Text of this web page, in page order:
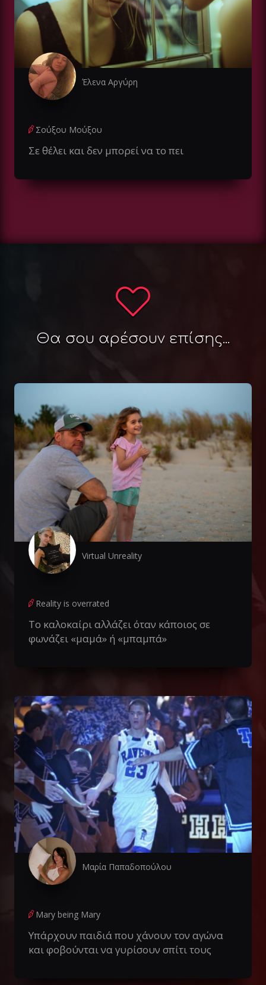
Έλενα Αργύρη
Σούξου Μούξου
Σε θέλει και δεν μπορεί να το πει
Θα σου αρέσουν επίσης...
Virtual Unreality
Reality is overrated
Το καλοκαίρι αλλάζει όταν κάποιος σε
φωνάζει «μαμά» ή «μπαμπά»
Μαρία Παπαδοπούλου
Mary being Mary
Υπάρχουν παιδιά που χάνουν τον αγώνα
και φοβούνται να γυρίσουν σπίτι τους